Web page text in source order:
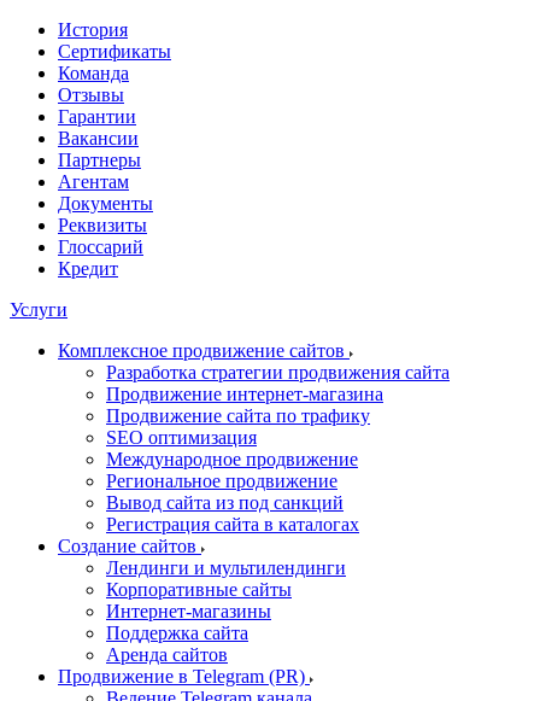
История
Сертификаты
Команда
Отзывы
Гарантии
Вакансии
Партнеры
Агентам
Документы
Реквизиты
Глоссарий
Кредит
Услуги
Комплексное продвижение сайтов
Разработка стратегии продвижения сайта
Продвижение интернет-магазина
Продвижение сайта по трафику
SEO оптимизация
Международное продвижение
Региональное продвижение
Вывод сайта из под санкций
Регистрация сайта в каталогах
Создание сайтов
Лендинги и мультилендинги
Корпоративные сайты
Интернет-магазины
Поддержка сайта
Аренда сайтов
Продвижение в Telegram (PR)